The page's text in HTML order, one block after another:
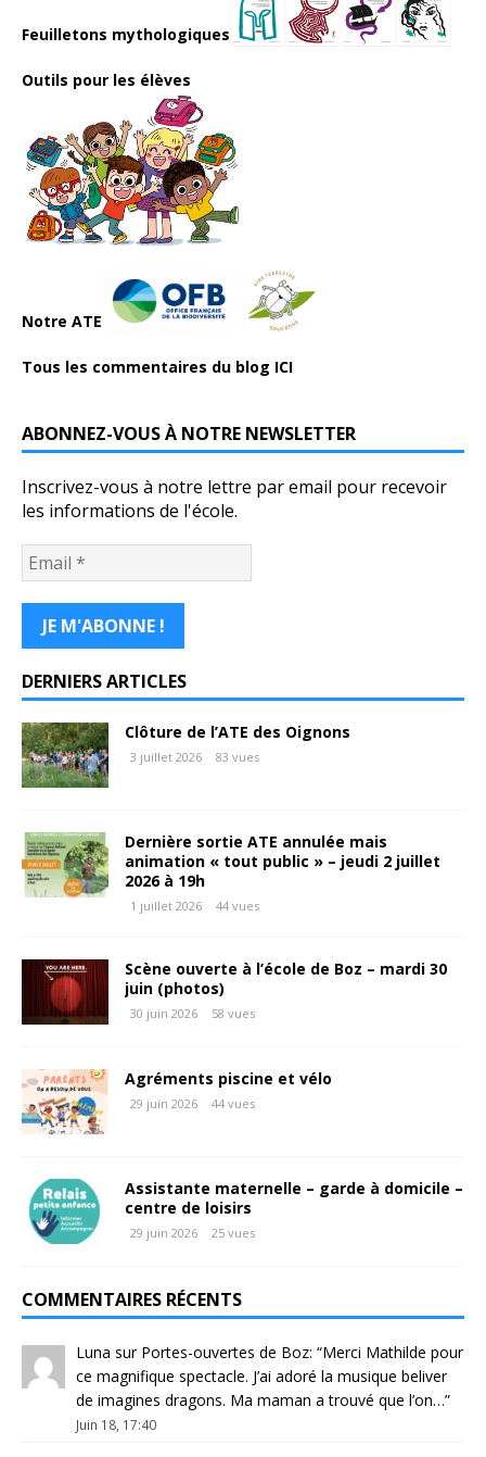
Feuilletons mythologiques
Outils pour les élèves
Notre ATE
Tous les commentaires du blog ICI
ABONNEZ-VOUS À NOTRE NEWSLETTER
Inscrivez-vous à notre lettre par email pour recevoir
les informations de l'école.
DERNIERS ARTICLES
Clôture de l’ATE des Oignons
3 juillet 2026 83 vues
Dernière sortie ATE annulée mais
animation « tout public » – jeudi 2 juillet
2026 à 19h
1 juillet 2026 44 vues
Scène ouverte à l’école de Boz – mardi 30
juin (photos)
30 juin 2026 58 vues
Agréments piscine et vélo
29 juin 2026 44 vues
Assistante maternelle – garde à domicile –
centre de loisirs
29 juin 2026 25 vues
COMMENTAIRES RÉCENTS
Luna sur Portes-ouvertes de Boz: “Merci Mathilde pour
ce magnifique spectacle. J’ai adoré la musique beliver
de imagines dragons. Ma maman a trouvé que l’on…”
Juin 18, 17:40